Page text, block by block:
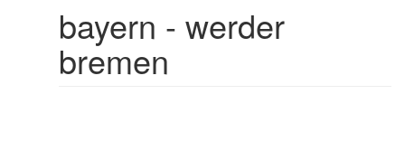
bayern - werder
bremen